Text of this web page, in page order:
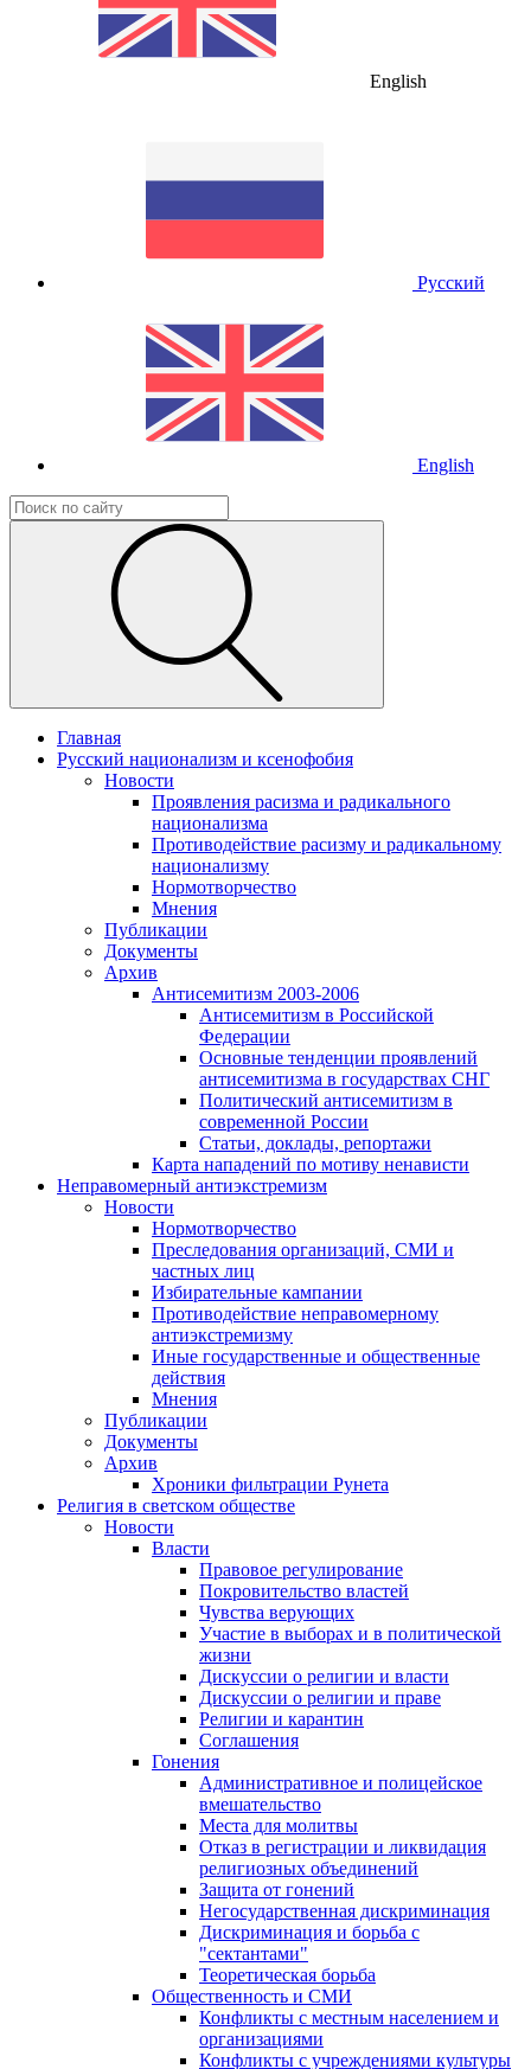
English
Русский
English
Главная
Русский национализм и ксенофобия
Новости
Проявления расизма и радикального
национализма
Противодействие расизму и радикальному
национализму
Нормотворчество
Мнения
Публикации
Документы
Архив
Антисемитизм 2003-2006
Антисемитизм в Российской
Федерации
Основные тенденции проявлений
антисемитизма в государствах СНГ
Политический антисемитизм в
современной России
Статьи, доклады, репортажи
Карта нападений по мотиву ненависти
Неправомерный антиэкстремизм
Новости
Нормотворчество
Преследования организаций, СМИ и
частных лиц
Избирательные кампании
Противодействие неправомерному
антиэкстремизму
Иные государственные и общественные
действия
Мнения
Публикации
Документы
Архив
Хроники фильтрации Рунета
Религия в светском обществе
Новости
Власти
Правовое регулирование
Покровительство властей
Чувства верующих
Участие в выборах и в политической
жизни
Дискуссии о религии и власти
Дискуссии о религии и праве
Религии и карантин
Соглашения
Гонения
Административное и полицейское
вмешательство
Места для молитвы
Отказ в регистрации и ликвидация
религиозных объединений
Защита от гонений
Негосударственная дискриминация
Дискриминация и борьба с
"сектантами"
Теоретическая борьба
Общественность и СМИ
Конфликты с местным населением и
организациями
Конфликты с учреждениями культуры